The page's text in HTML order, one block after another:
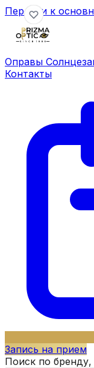
Перейти к
Оправы
Контакты
Запись на прием
Поиск по